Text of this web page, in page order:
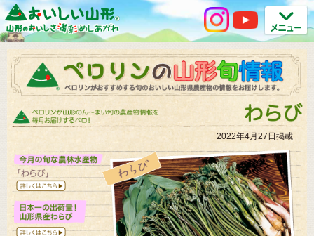
2022年4月27日掲載